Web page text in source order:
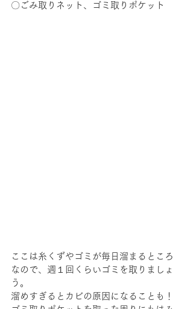
〇ごみ取りネット、ゴミ取りポケット
ここは糸くずやゴミが毎日溜まるところ
なので、週１回くらいゴミを取りましょ
う。
溜めすぎるとカビの原因になることも！